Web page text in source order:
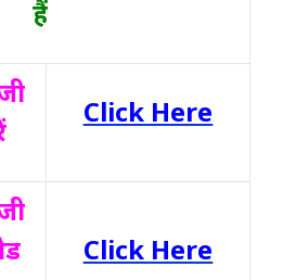
हैं
Click Here
Click Here